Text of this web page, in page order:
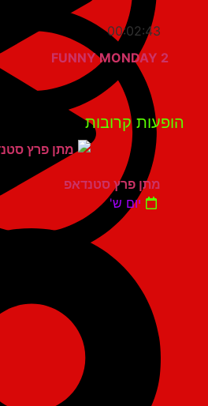
00:02:43
FUNNY MONDAY 2
קרובות
מתן פרץ סטנדאפ
יום ש'